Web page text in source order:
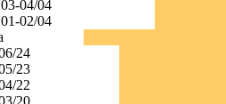
04/04
02/04
24
23
22